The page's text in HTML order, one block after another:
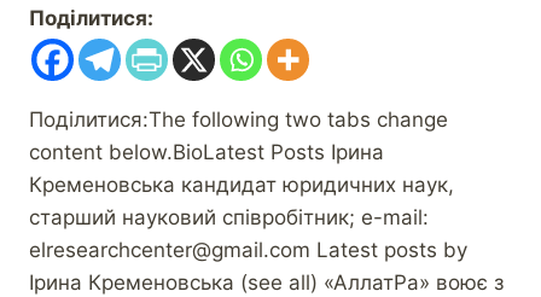
Поділитися:
Поділитися:The following two tabs change
content below.BioLatest Posts Ірина
Кременовська кандидат юридичних наук,
старший науковий співробітник; e-mail:
elresearchcenter@gmail.com Latest posts by
Ірина Кременовська (see all) «АллатРа» воює з